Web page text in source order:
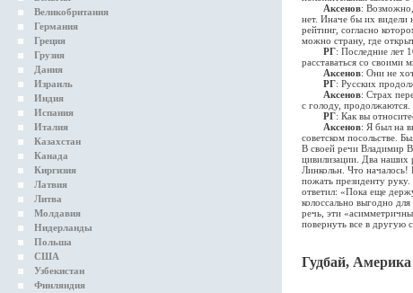
Великобритания
Германия
Греция
Грузия
Дания
Израиль
Индия
Испания
Италия
Казахстан
Канада
Киргизия
Латвия
Литва
Молдавия
Нидерланды
Польша
США
Узбекистан
Финляндия
Аксенов:
нет. Иначе бы их видели
рейтинг, согласно
можно страну, где
РГ: Последние лет
расставаться со своими
Аксенов: Они не
РГ: Русских
Аксенов: Страх
с голоду, продолжаются.
РГ: Как вы
Аксенов: Я был на
советском посольстве.
В своей речи Владимир
цивилизации. Два наших
Линкольн. Что началось!
пожать президенту
ответил: «Пока еще
колоссально выгодно
речь, эти
повернуть все в другую
Гудбай, Америка